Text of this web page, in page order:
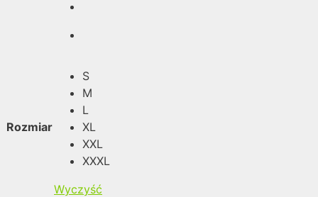
Rozmiar
S
M
L
XL
XXL
XXXL
Wyczyść